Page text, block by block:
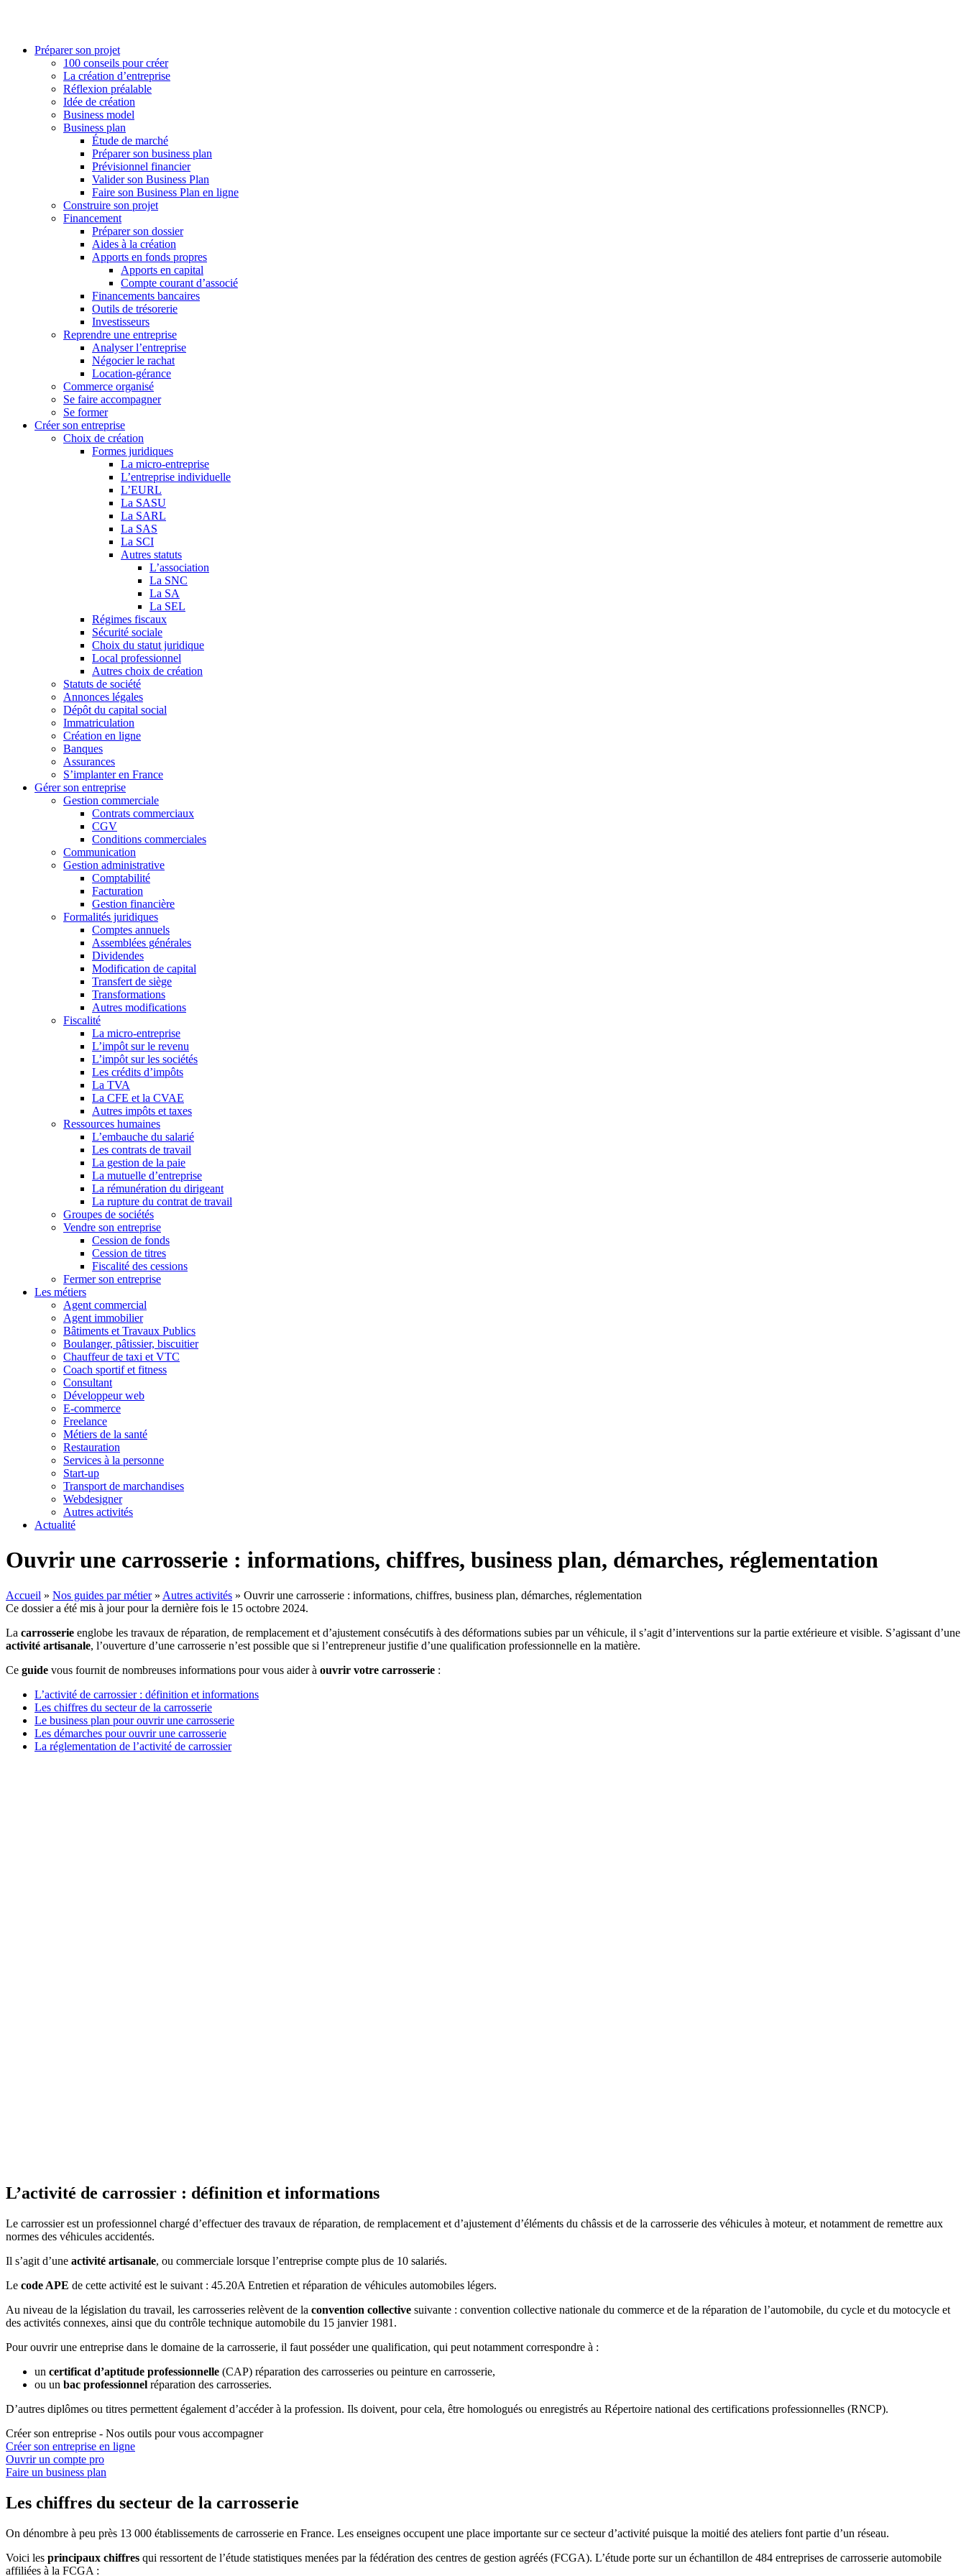
Préparer son projet
100 conseils pour créer
La création d’entreprise
Réflexion préalable
Idée de création
Business model
Business plan
Étude de marché
Préparer son business plan
Prévisionnel financier
Valider son Business Plan
Faire son Business Plan en ligne
Construire son projet
Financement
Préparer son dossier
Aides à la création
Apports en fonds propres
Apports en capital
Compte courant d’associé
Financements bancaires
Outils de trésorerie
Investisseurs
Reprendre une entreprise
Analyser l’entreprise
Négocier le rachat
Location-gérance
Commerce organisé
Se faire accompagner
Se former
Créer son entreprise
Choix de création
Formes juridiques
La micro-entreprise
L’entreprise individuelle
L’EURL
La SASU
La SARL
La SAS
La SCI
Autres statuts
L’association
La SNC
La SA
La SEL
Régimes fiscaux
Sécurité sociale
Choix du statut juridique
Local professionnel
Autres choix de création
Statuts de société
Annonces légales
Dépôt du capital social
Immatriculation
Création en ligne
Banques
Assurances
S’implanter en France
Gérer son entreprise
Gestion commerciale
Contrats commerciaux
CGV
Conditions commerciales
Communication
Gestion administrative
Comptabilité
Facturation
Gestion financière
Formalités juridiques
Comptes annuels
Assemblées générales
Dividendes
Modification de capital
Transfert de siège
Transformations
Autres modifications
Fiscalité
La micro-entreprise
L’impôt sur le revenu
L’impôt sur les sociétés
Les crédits d’impôts
La TVA
La CFE et la CVAE
Autres impôts et taxes
Ressources humaines
L’embauche du salarié
Les contrats de travail
La gestion de la paie
La mutuelle d’entreprise
La rémunération du dirigeant
La rupture du contrat de travail
Groupes de sociétés
Vendre son entreprise
Cession de fonds
Cession de titres
Fiscalité des cessions
Fermer son entreprise
Les métiers
Agent commercial
Agent immobilier
Bâtiments et Travaux Publics
Boulanger, pâtissier, biscuitier
Chauffeur de taxi et VTC
Coach sportif et fitness
Consultant
Développeur web
E-commerce
Freelance
Métiers de la santé
Restauration
Services à la personne
Start-up
Transport de marchandises
Webdesigner
Autres activités
Actualité
Ouvrir une carrosserie : informations, chiffres, business plan, démarches, réglementation
Accueil » Nos guides par métier» Autres activités » Ouvrir une carrosserie : informations, chiffres, business plan, démarches, réglementation
Ce dossier a été mis à jour pour la dernière fois le 15 octobre 2024.
La carrosserie englobe les travaux de réparation, de remplacement et d’ajustement consécutifs à des déformations subies par un véhicule, il s’agit d’interventions sur la partie extérieure et visible. S’agissant d’une
activité artisanale, l’ouverture d’une carrosserie n’est possible que si l’entrepreneur justifie d’une qualification professionnelle en la matière.
Ce guide vous fournit de nombreuses informations pour vous aider à ouvrir votre carrosserie :
L’activité de carrossier : définition et informations
Les chiffres du secteur de la carrosserie
Le business plan pour ouvrir une carrosserie
Les démarches pour ouvrir une carrosserie
La réglementation de l’activité de carrossier
L’activité de carrossier : définition et informations
Le carrossier est un professionnel chargé d’effectuer des travaux de réparation, de remplacement et d’ajustement d’éléments du châssis et de la carrosserie des véhicules à moteur, et notamment de remettre aux
normes des véhicules accidentés.
Il s’agit d’une activité artisanale, ou commerciale lorsque l’entreprise compte plus de 10 salariés.
Le code APE de cette activité est le suivant : 45.20A Entretien et réparation de véhicules automobiles légers.
Au niveau de la législation du travail, les carrosseries relèvent de la convention collective suivante : convention collective nationale du commerce et de la réparation de l’automobile, du cycle et du motocycle et
des activités connexes, ainsi que du contrôle technique automobile du 15 janvier 1981.
Pour ouvrir une entreprise dans le domaine de la carrosserie, il faut posséder une qualification, qui peut notamment correspondre à :
un certificat d’aptitude professionnelle (CAP) réparation des carrosseries ou peinture en carrosserie,
ou un bac professionnel réparation des carrosseries.
D’autres diplômes ou titres permettent également d’accéder à la profession. Ils doivent, pour cela, être homologués ou enregistrés au Répertoire national des certifications professionnelles (RNCP).
Créer son entreprise - Nos outils pour vous accompagner
Créer son entreprise en ligne
Ouvrir un compte pro
Faire un business plan
Les chiffres du secteur de la carrosserie
On dénombre à peu près 13 000 établissements de carrosserie en France. Les enseignes occupent une place importante sur ce secteur d’activité puisque la moitié des ateliers font partie d’un réseau.
Voici les principaux chiffres qui ressortent de l’étude statistiques menées par la fédération des centres de gestion agréés (FCGA). L’étude porte sur un échantillon de 484 entreprises de carrosserie automobile
affiliées à la FCGA :